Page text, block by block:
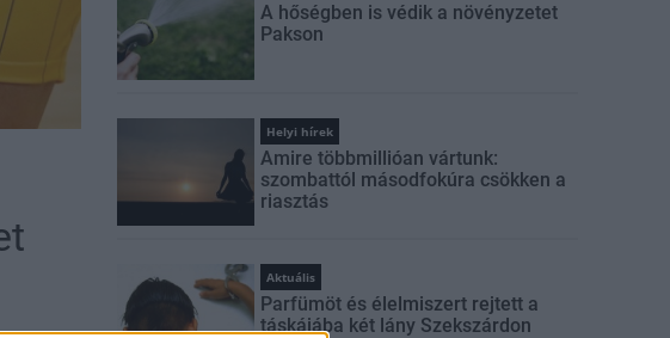
A hőségben is védik a növényzetet
Pakson
Helyi hírek
Amire többmillióan vártunk:
szombattól másodfokúra csökken a
riasztás
Aktuális
Parfümöt és élelmiszert rejtett a
táskájába két lány Szekszárdon